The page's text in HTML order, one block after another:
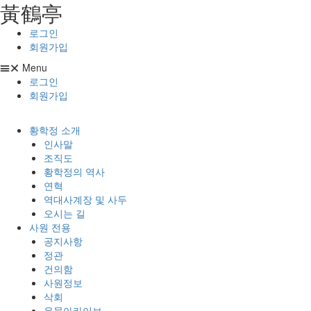
콘텐츠로
건너뛰기
⿈鶴亭
로그인
회원가입
Menu
로그인
회원가입
황학정 소개
인사말
조직도
황학정의 역사
연혁
역대사계장 및 사두
오시는 길
사원 전용
공지사항
정관
건의함
사원정보
삭회